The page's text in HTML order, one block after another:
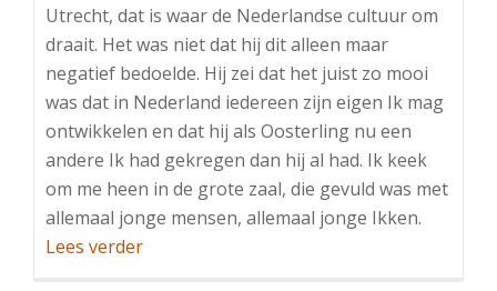
Utrecht, dat is waar de Nederlandse cultuur om
draait. Het was niet dat hij dit alleen maar
negatief bedoelde. Hij zei dat het juist zo mooi
was dat in Nederland iedereen zijn eigen Ik mag
ontwikkelen en dat hij als Oosterling nu een
andere Ik had gekregen dan hij al had. Ik keek
om me heen in de grote zaal, die gevuld was met
allemaal jonge mensen, allemaal jonge Ikken.
Lees verderOverColumn: